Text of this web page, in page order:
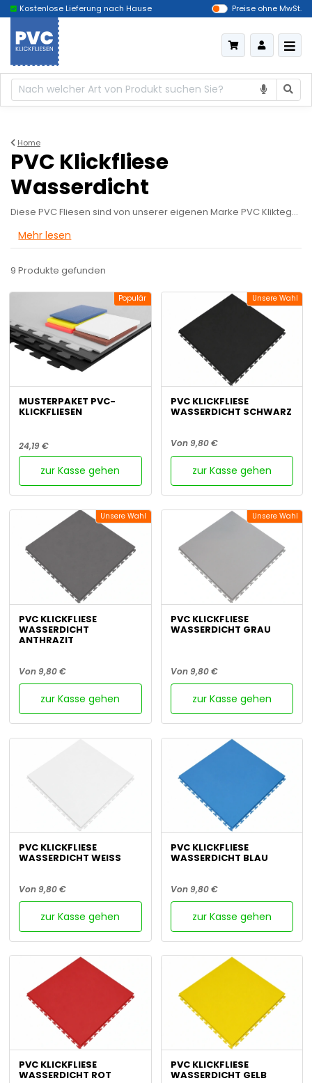
Kostenlose Lieferung nach Hause Das billigste Deutschland
Preise ohne MwSt.
Home
PVC Klickfliese
Wasserdicht
Diese PVC Fliesen sind von unserer eigenen Marke PVC Kliktegel. Sorgfältig zusammengestellt und gründlich getestet für nur die beste Qualität PVC Bodenbelag. Die Böden sind nicht nur von hoher Qualität, sondern haben auch ein schönes, luxuriöses Aussehen. Dank des innovativen Klicksystems können die Fliesen einfach und ohne Kleben auf praktisch jedem vorhandenen Boden verlegt werden.
Mehr lesen
9 Produkte gefunden
Populär
MUSTERPAKET PVC-
KLICKFLIESEN
24,19 €
zur Kasse gehen
Unsere Wahl
PVC KLICKFLIESE
WASSERDICHT SCHWARZ
Von 9,80 €
zur Kasse gehen
Unsere Wahl
PVC KLICKFLIESE
WASSERDICHT
ANTHRAZIT
Von 9,80 €
zur Kasse gehen
Unsere Wahl
PVC KLICKFLIESE
WASSERDICHT GRAU
Von 9,80 €
zur Kasse gehen
PVC KLICKFLIESE
WASSERDICHT WEISS
Von 9,80 €
zur Kasse gehen
PVC KLICKFLIESE
WASSERDICHT BLAU
Von 9,80 €
zur Kasse gehen
PVC KLICKFLIESE
WASSERDICHT ROT
PVC KLICKFLIESE
WASSERDICHT GELB